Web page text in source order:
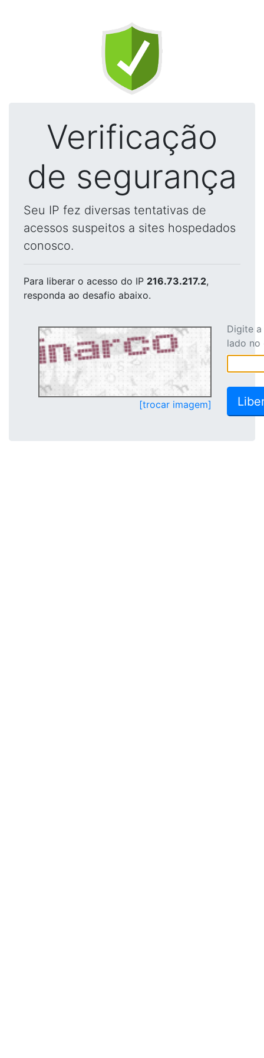
Verificação
de segurança
Seu IP fez diversas tentativas de
acessos suspeitos a sites hospedados
conosco.
Para liberar o acesso do IP 216.73.217.2,
responda ao desafio abaixo.
[trocar imagem]
Digite
lado no